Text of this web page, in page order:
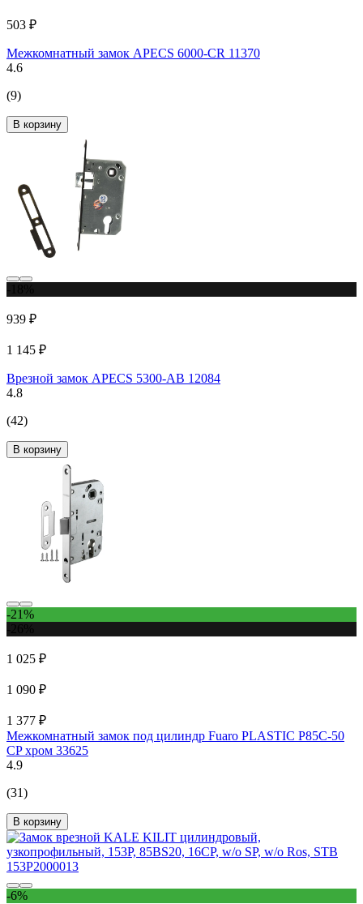
503 ₽
Межкомнатный замок APECS 6000-CR 11370
4.6
(9)
В корзину
939 ₽
1 145 ₽
Врезной замок APECS 5300-AB 12084
4.8
(42)
В корзину
-21%
1 025 ₽
1 090 ₽
1 377 ₽
Межкомнатный замок под цилиндр Fuaro PLASTIC P85C-50
CP хром 33625
4.9
(31)
В корзину
-6%